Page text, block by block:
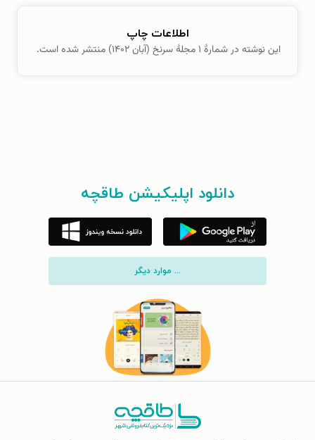
اطلاعات چاپ
این نوشته در شمارهٔ ۱ مجلهٔ سرنخ (آبان ۱۴۰۲) منتشر شده است.
دانلود اپلیکیشن طاقچه
... موارد دیگر